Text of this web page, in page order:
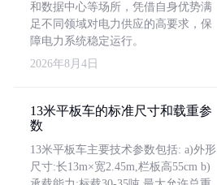
和数据中心等场所，凭借自身优势满
足不同领域对电力供应的高要求，保
障电力系统稳定运行。
2026年8月4日
13米平板车的标准尺寸和载重参
数
13米平板车主要技术参数包括: a)外形
尺寸:长13m×宽2.45m,栏板高55cm b)